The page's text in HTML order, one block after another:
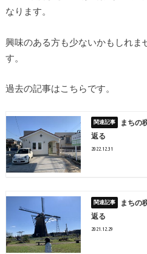
なります。
興味のある方も少ないかもしれま
す。
過去の記事はこちらです。
まちの
返る
2022.12.31
まちの
返る
2021.12.29